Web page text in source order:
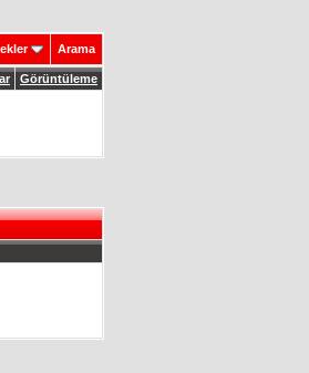
Arama
Görüntüleme